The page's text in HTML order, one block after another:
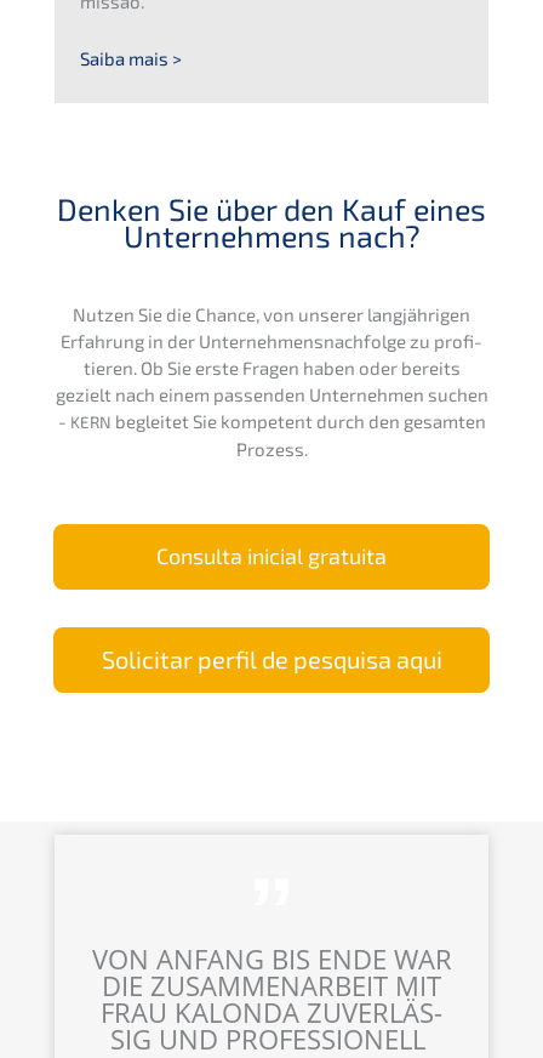
Saiba mais >
Denken Sie über den Kauf eines
Unter­neh­mens nach?
Nutzen Sie die Chance, von unserer langjäh­ri­gen
Erfah­rung in der Unternehmens­nachfolge zu profi­
tie­ren. Ob Sie erste Fragen haben oder bereits
gezielt nach einem passen­den Unter­neh­men suchen
- KERN beglei­tet Sie kompe­tent durch den gesam­ten
Prozess.
Consul­ta inicial gratuita
Solici­tar perfil de pesqui­sa aqui
VON ANFANG BIS ENDE WAR
DIE ZUSAM­MEN­AR­BEIT MIT
FRAU KALON­DA ZUVER­LÄS­
SIG UND PROFESSIONELL